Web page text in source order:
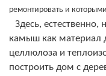
ремонтировать и
Здесь,
камыш как материал
целлюлоза и
построить дом с